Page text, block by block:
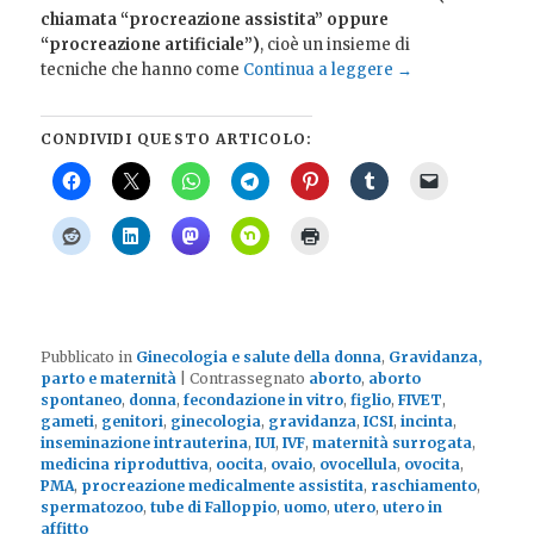
chiamata “procreazione assistita” oppure
“procreazione artificiale”), cioè un insieme di
tecniche che hanno come Continua a leggere →
CONDIVIDI QUESTO ARTICOLO:
Pubblicato in Ginecologia e salute della donna, Gravidanza,
parto e maternità
|Contrassegnato aborto, aborto
spontaneo, donna,fecondazione in vitro,figlio,FIVET,
gameti, genitori, ginecologia, gravidanza,ICSI,incinta,
inseminazione intrauterina,IUI,IVF,maternità surrogata,
medicina riproduttiva, oocita, ovaio, ovocellula, ovocita,
PMA, procreazione medicalmente assistita, raschiamento,
spermatozoo,tube di Falloppio,uomo,utero,utero in
affitto